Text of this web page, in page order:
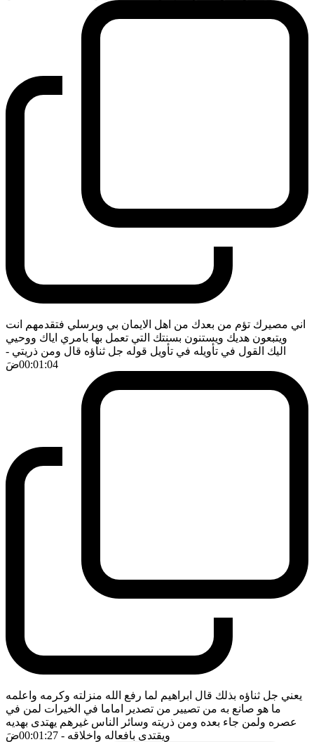
اني مصيرك تؤم من بعدك من اهل الايمان بي وبرسلي فتقدمهم انت
ويتبعون هديك ويستنون بسنتك التي تعمل بها بامري اياك ووحيي
اليك القول في تأويله في تأويل قوله جل ثناؤه قال ومن ذريتي -
00:01:04ضَ
يعني جل ثناؤه بذلك قال ابراهيم لما رفع الله منزلته وكرمه واعلمه
ما هو صانع به من تصيير من تصدير اماما في الخيرات لمن في
عصره ولمن جاء بعده ومن ذريته وسائر الناس غيرهم يهتدى بهديه
ويقتدى بافعاله واخلاقه - 00:01:27 ضَ